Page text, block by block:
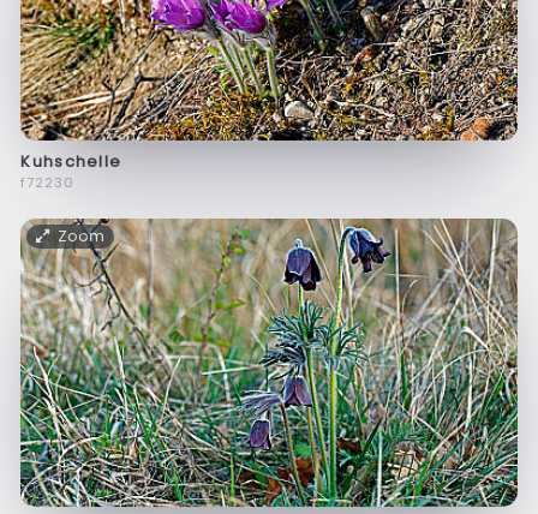
Kuhschelle
f72230
Zoom